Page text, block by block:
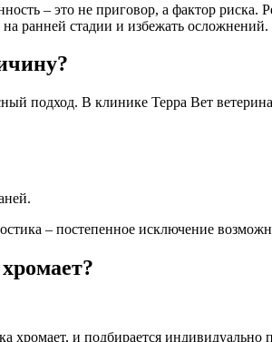
– это не приговор, а фактор
ранней стадии и избежать осложнений.
подход. В клинике Терра Вет
– постепенное исключение
хромает, и подбирается